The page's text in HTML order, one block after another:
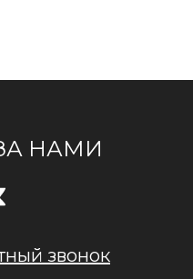
НАМИ
звонок